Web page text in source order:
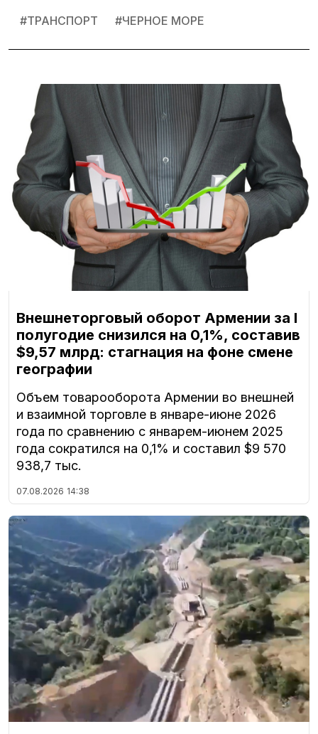
#ТРАНСПОРТ #ЧЕРНОЕ МОРЕ
Внешнеторговый оборот Армении за I
полугодие снизился на 0,1%, составив
$9,57 млрд: стагнация на фоне смене
географии
Объем товарооборота Армении во внешней
и взаимной торговле в январе-июне 2026
года по сравнению с январем-июнем 2025
года сократился на 0,1% и составил $9 570
938,7 тыс.
07.08.2026 14:38